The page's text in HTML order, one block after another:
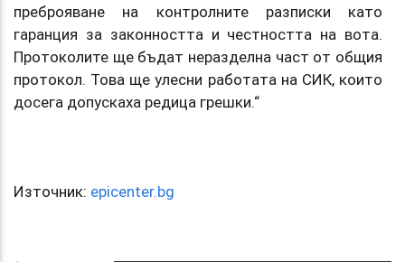
преброяване на контролните разписки като
гаранция за законността и честността на вота.
Протоколите ще бъдат неразделна част от общия
протокол. Това ще улесни работата на СИК, които
досега допускаха редица грешки.“
Източник: epicenter.bg